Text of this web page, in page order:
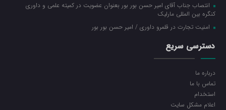
انتصاب جناب آقای امیر حسن بور بور بعنوان عضویت در کمیته علمی و داوری
کنگره بین المللی مارلیک
امنیت تجارت در قلمرو داوری / امیر حسن بور بور
دسترسی سریع
درباره ما
تماس با ما
استخدام
اعلام مشکل سایت